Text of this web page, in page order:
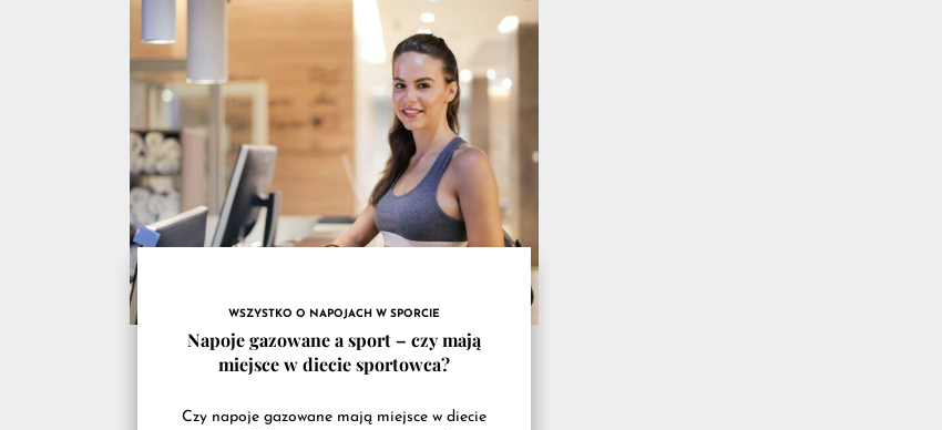
przydatnych
na
treningu
WSZYSTKO O NAPOJACH W SPORCIE
Napoje gazowane a sport – czy mają
miejsce w diecie sportowca?
Czy napoje gazowane mają miejsce w diecie